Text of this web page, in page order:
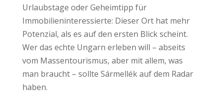
Urlaubstage oder Geheimtipp für
Immobilieninteressierte: Dieser Ort hat mehr
Potenzial, als es auf den ersten Blick scheint.
Wer das echte Ungarn erleben will – abseits
vom Massentourismus, aber mit allem, was
man braucht – sollte Sármellék auf dem Radar
haben.